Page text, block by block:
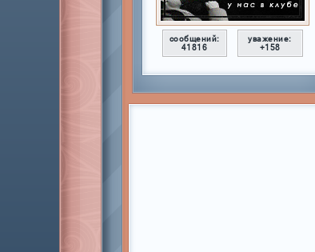
сообщений:
41816
уважение:
+158